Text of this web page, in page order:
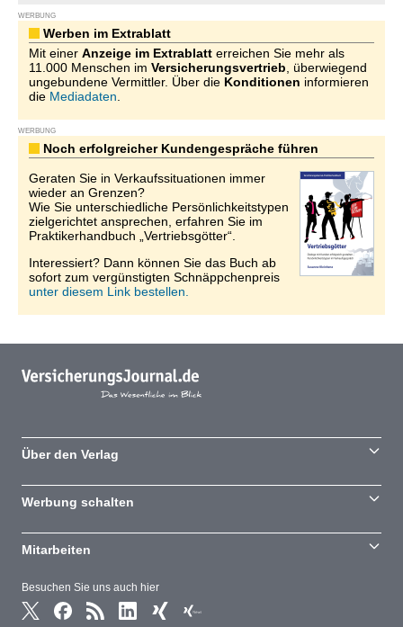
WERBUNG
Werben im Extrablatt
Mit einer Anzeige im Extrablatt erreichen Sie mehr als
11.000 Menschen im Versicherungsvertrieb , überwiegend
ungebundene Vermittler. Über die Konditionen informieren
die Mediadaten
WERBUNG
Noch erfolgreicher Kundengespräche führen
Geraten Sie in Verkaufssituationen immer
wieder an Grenzen?
Wie Sie unterschiedliche Persönlichkeitstypen
zielgerichtet ansprechen, erfahren Sie im
Praktikerhandbuch „Vertriebsgötter“.
Interessiert? Dann können Sie das Buch ab
sofort zum vergünstigten Schnäppchenpreis
unter diesem Link bestellen.
Besuchen Sie uns auch hier
Über den Verlag
Werbung schalten
Mitarbeiten